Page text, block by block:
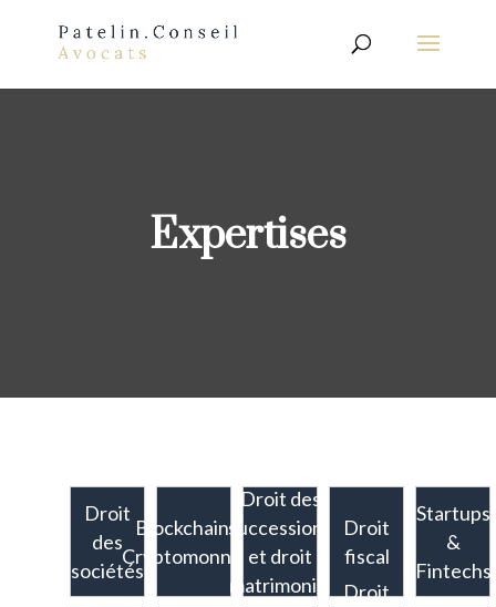
Expertises
Droit
des
sociétés
Blockchain et
Cryptomonnaies
Droit des
successions
et droit
matrimonial
Droit
fiscal
Startups
&
Fintechs
Droit